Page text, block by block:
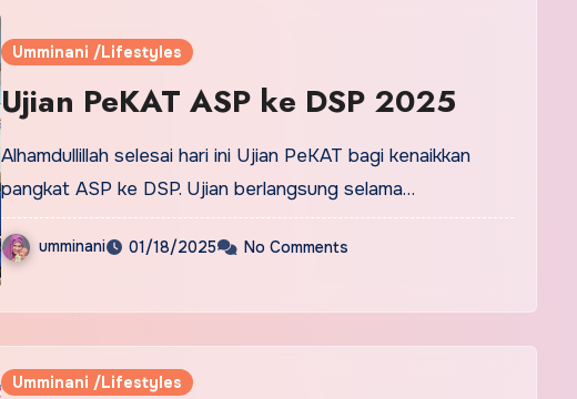
Umminani /Lifestyles
Ujian PeKAT ASP ke DSP 2025
Alhamdullillah selesai hari ini Ujian PeKAT bagi kenaikkan
pangkat ASP ke DSP. Ujian berlangsung selama…
umminani 01/18/2025 No Comments
Umminani /Lifestyles